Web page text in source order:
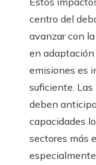
centro del
avanzar con
en adaptación
emisiones es
suficiente.
deben
capacidades
sectores más
especialmente